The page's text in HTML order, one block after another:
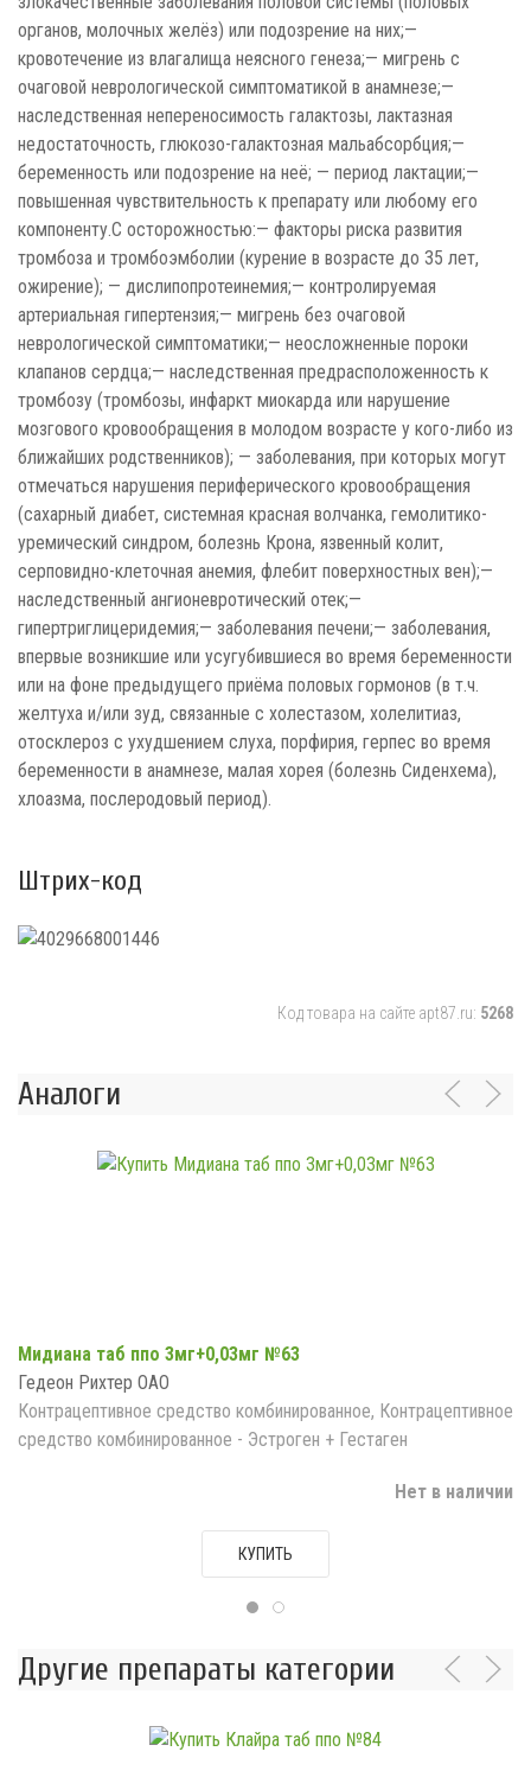
органов, молочных желёз) или подозрение на них;—
кровотечение из влагалища неясного генеза;— мигрень с
очаговой неврологической симптоматикой в анамнезе;—
наследственная непереносимость галактозы, лактазная
недостаточность, глюкозо-галактозная мальабсорбция;—
беременность или подозрение на неё; — период лактации;—
повышенная чувствительность к препарату или любому его
компоненту.С осторожностью:— факторы риска развития
тромбоза и тромбоэмболии (курение в возрасте до 35 лет,
ожирение); — дислипопротеинемия;— контролируемая
артериальная гипертензия;— мигрень без очаговой
неврологической симптоматики;— неосложненные пороки
клапанов сердца;— наследственная предрасположенность к
тромбозу (тромбозы, инфаркт миокарда или нарушение
мозгового кровообращения в молодом возрасте у кого-либо из
ближайших родственников); — заболевания, при которых могут
отмечаться нарушения периферического кровообращения
(сахарный диабет, системная красная волчанка, гемолитико-
уремический синдром, болезнь Крона, язвенный колит,
серповидно-клеточная анемия, флебит поверхностных вен);—
наследственный ангионевротический отек;—
гипертриглицеридемия;— заболевания печени;— заболевания,
впервые возникшие или усугубившиеся во время беременности
или на фоне предыдущего приёма половых гормонов (в т.ч.
желтуха и/или зуд, связанные с холестазом, холелитиаз,
отосклероз с ухудшением слуха, порфирия, герпес во время
беременности в анамнезе, малая хорея (болезнь Сиденхема),
хлоазма, послеродовый период).
Штрих-код
Код товара на сайте apt87.ru: 5268
Аналоги
Мидиана таб ппо 3мг+0,03мг №63
Гедеон Рихтер ОАО
Контрацептивное средство комбинированное, Контрацептивное
средство комбинированное - Эстроген + Гестаген
Нет в наличии
КУПИТЬ
Другие препараты категории